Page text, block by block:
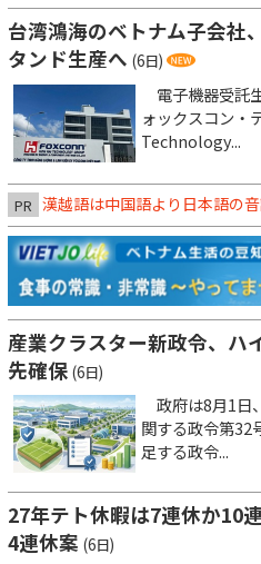
台湾鴻海のベトナム子会
タンド生産へ (6日)
電子機器受託
ォックスコン・
Technology...
PR 漢越語は中国語より日本語の音
産業クラスター新政令、ハ
先確保 (6日)
政府は8月1日
関する政令第
足する政令...
27年テト休暇は7連休か10
4連休案 (6日)